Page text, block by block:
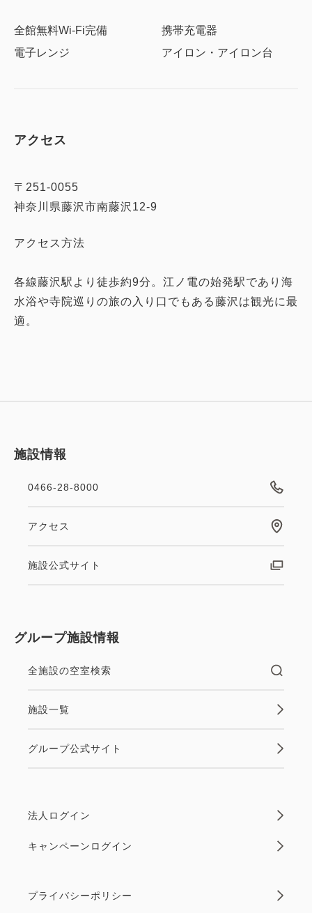
全館無料Wi-Fi完備
携帯充電器
電子レンジ
アイロン・アイロン台
アクセス
〒251-0055
神奈川県藤沢市南藤沢12-9
アクセス方法
各線藤沢駅より徒歩約9分。江ノ電の始発駅であり海
水浴や寺院巡りの旅の入り口でもある藤沢は観光に最
適。
施設情報
0466-28-8000
アクセス
施設公式サイト
グループ施設情報
全施設の空室検索
施設一覧
グループ公式サイト
法人ログイン
キャンペーンログイン
プライバシーポリシー